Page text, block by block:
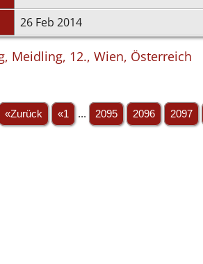
26 Feb 2014
Meidling, 12., Wien, Österreich
«Zurück «1 ... 2095 2096 2097